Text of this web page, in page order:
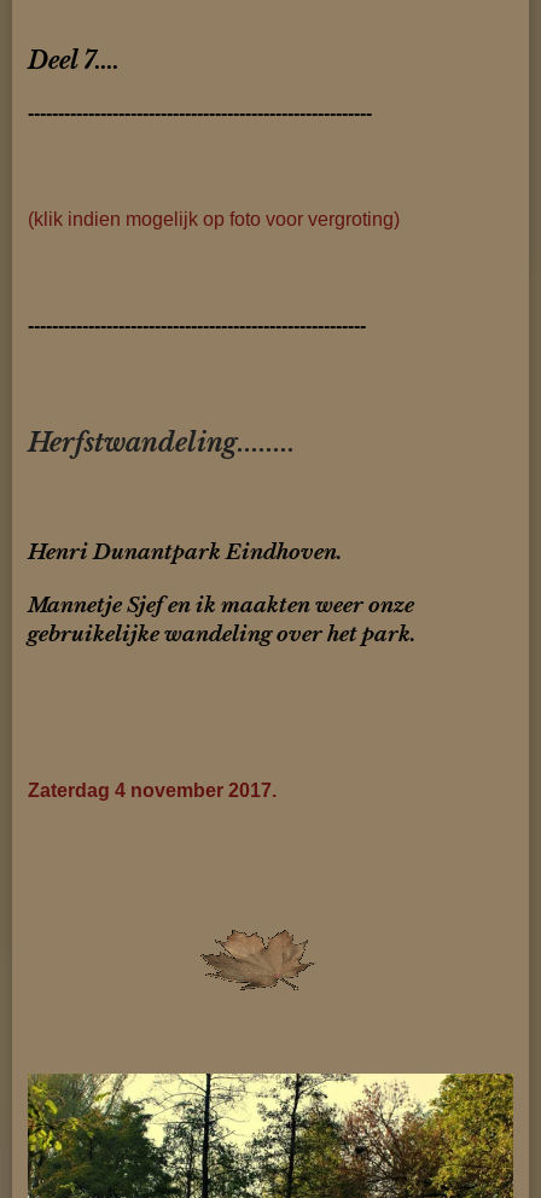
Deel 7....
---------------------------------------------------------
(klik indien mogelijk op foto voor vergroting)
--------------------------------------------------------
Herfstwandeling........
Henri Dunantpark Eindhoven.
Mannetje Sjef en ik maakten weer onze
gebruikelijke wandeling over het park.
Zaterdag 4 november 2017.